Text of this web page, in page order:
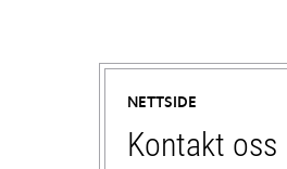
NETTSIDE
Kontakt oss